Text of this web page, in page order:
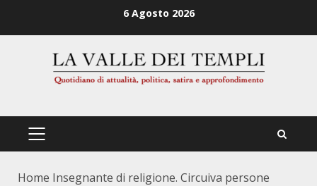
6 Agosto 2026
PRIMÄRES
Home Insegnante di religione. Circuiva persone